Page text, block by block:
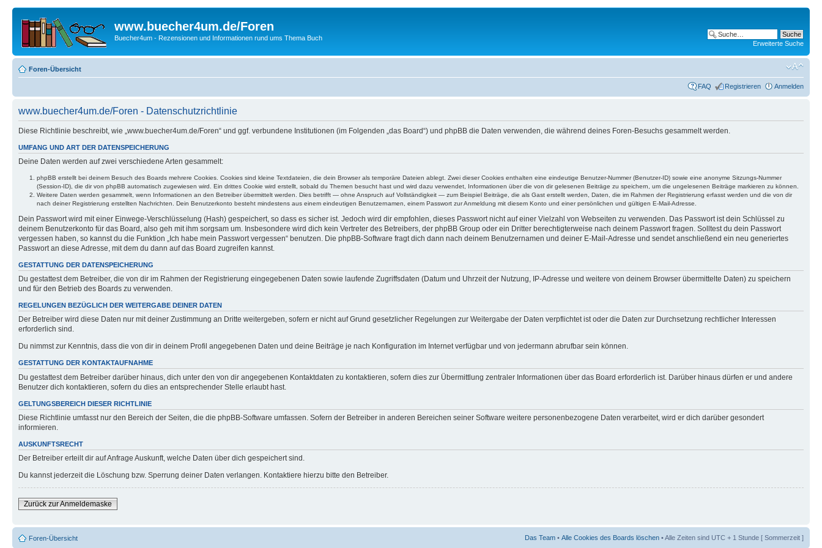
www.buecher4um.de/Foren
Buecher4um - Rezensionen und Informationen rund ums Thema Buch
Erweiterte Suche
Foren-Übersicht
FAQ Registrieren Anmelden
www.buecher4um.de/Foren - Datenschutzrichtlinie
Diese Richtlinie beschreibt, wie „www.buecher4um.de/Foren“ und ggf. verbundene Institutionen (im Folgenden „das Board“) und phpBB die Daten verwenden, die während deines Foren-Besuchs gesammelt werden.
UMFANG UND ART DER DATENSPEICHERUNG
Deine Daten werden auf zwei verschiedene Arten gesammelt:
phpBB erstellt bei deinem Besuch des Boards mehrere Cookies. Cookies sind kleine Textdateien, die dein Browser als temporäre Dateien ablegt. Zwei dieser Cookies enthalten eine eindeutige Benutzer-Nummer (Benutzer-ID) sowie eine anonyme Sitzungs-Nummer
(Session-ID), die dir von phpBB automatisch zugewiesen wird. Ein drittes Cookie wird erstellt, sobald du Themen besucht hast und wird dazu verwendet, Informationen über die von dir gelesenen Beiträge zu speichern, um die ungelesenen Beiträge markieren zu können.
Weitere Daten werden gesammelt, wenn Informationen an den Betreiber übermittelt werden. Dies betrifft — ohne Anspruch auf Vollständigkeit — zum Beispiel Beiträge, die als Gast erstellt werden, Daten, die im Rahmen der Registrierung erfasst werden und die von dir
nach deiner Registrierung erstellten Nachrichten. Dein Benutzerkonto besteht mindestens aus einem eindeutigen Benutzernamen, einem Passwort zur Anmeldung mit diesem Konto und einer persönlichen und gültigen E-Mail-Adresse.
Dein Passwort wird mit einer Einwege-Verschlüsselung (Hash) gespeichert, so dass es sicher ist. Jedoch wird dir empfohlen, dieses Passwort nicht auf einer Vielzahl von Webseiten zu verwenden. Das Passwort ist dein Schlüssel zu
deinem Benutzerkonto für das Board, also geh mit ihm sorgsam um. Insbesondere wird dich kein Vertreter des Betreibers, der phpBB Group oder ein Dritter berechtigterweise nach deinem Passwort fragen. Solltest du dein Passwort
vergessen haben, so kannst du die Funktion „Ich habe mein Passwort vergessen“ benutzen. Die phpBB-Software fragt dich dann nach deinem Benutzernamen und deiner E-Mail-Adresse und sendet anschließend ein neu generiertes
Passwort an diese Adresse, mit dem du dann auf das Board zugreifen kannst.
GESTATTUNG DER DATENSPEICHERUNG
Du gestattest dem Betreiber, die von dir im Rahmen der Registrierung eingegebenen Daten sowie laufende Zugriffsdaten (Datum und Uhrzeit der Nutzung, IP-Adresse und weitere von deinem Browser übermittelte Daten) zu speichern
und für den Betrieb des Boards zu verwenden.
REGELUNGEN BEZÜGLICH DER WEITERGABE DEINER DATEN
Der Betreiber wird diese Daten nur mit deiner Zustimmung an Dritte weitergeben, sofern er nicht auf Grund gesetzlicher Regelungen zur Weitergabe der Daten verpflichtet ist oder die Daten zur Durchsetzung rechtlicher Interessen
erforderlich sind.
Du nimmst zur Kenntnis, dass die von dir in deinem Profil angegebenen Daten und deine Beiträge je nach Konfiguration im Internet verfügbar und von jedermann abrufbar sein können.
GESTATTUNG DER KONTAKTAUFNAHME
Du gestattest dem Betreiber darüber hinaus, dich unter den von dir angegebenen Kontaktdaten zu kontaktieren, sofern dies zur Übermittlung zentraler Informationen über das Board erforderlich ist. Darüber hinaus dürfen er und andere
Benutzer dich kontaktieren, sofern du dies an entsprechender Stelle erlaubt hast.
GELTUNGSBEREICH DIESER RICHTLINIE
Diese Richtlinie umfasst nur den Bereich der Seiten, die die phpBB-Software umfassen. Sofern der Betreiber in anderen Bereichen seiner Software weitere personenbezogene Daten verarbeitet, wird er dich darüber gesondert
informieren.
AUSKUNFTSRECHT
Der Betreiber erteilt dir auf Anfrage Auskunft, welche Daten über dich gespeichert sind.
Du kannst jederzeit die Löschung bzw. Sperrung deiner Daten verlangen. Kontaktiere hierzu bitte den Betreiber.
Zurück zur Anmeldemaske
Foren-Übersicht Das Team • Alle Cookies des Boards löschen • Alle Zeiten sind UTC + 1 Stunde [ Sommerzeit ]